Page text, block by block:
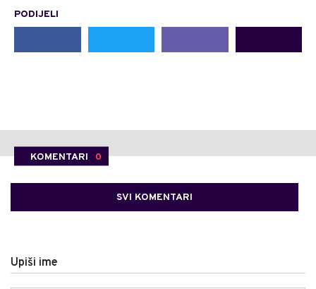
PODIJELI
KOMENTARI 0
SVI KOMENTARI
Upiši ime